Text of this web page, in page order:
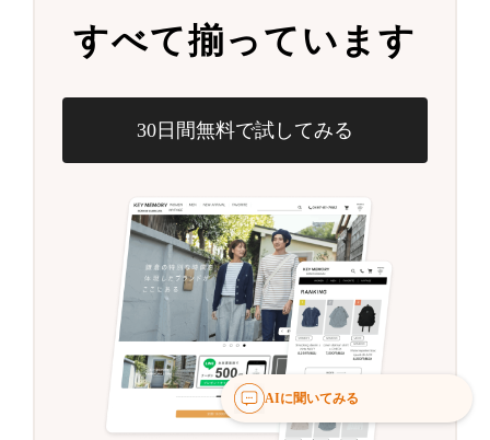
すべて揃っています
30日間無料で試してみる
AIに聞いてみる